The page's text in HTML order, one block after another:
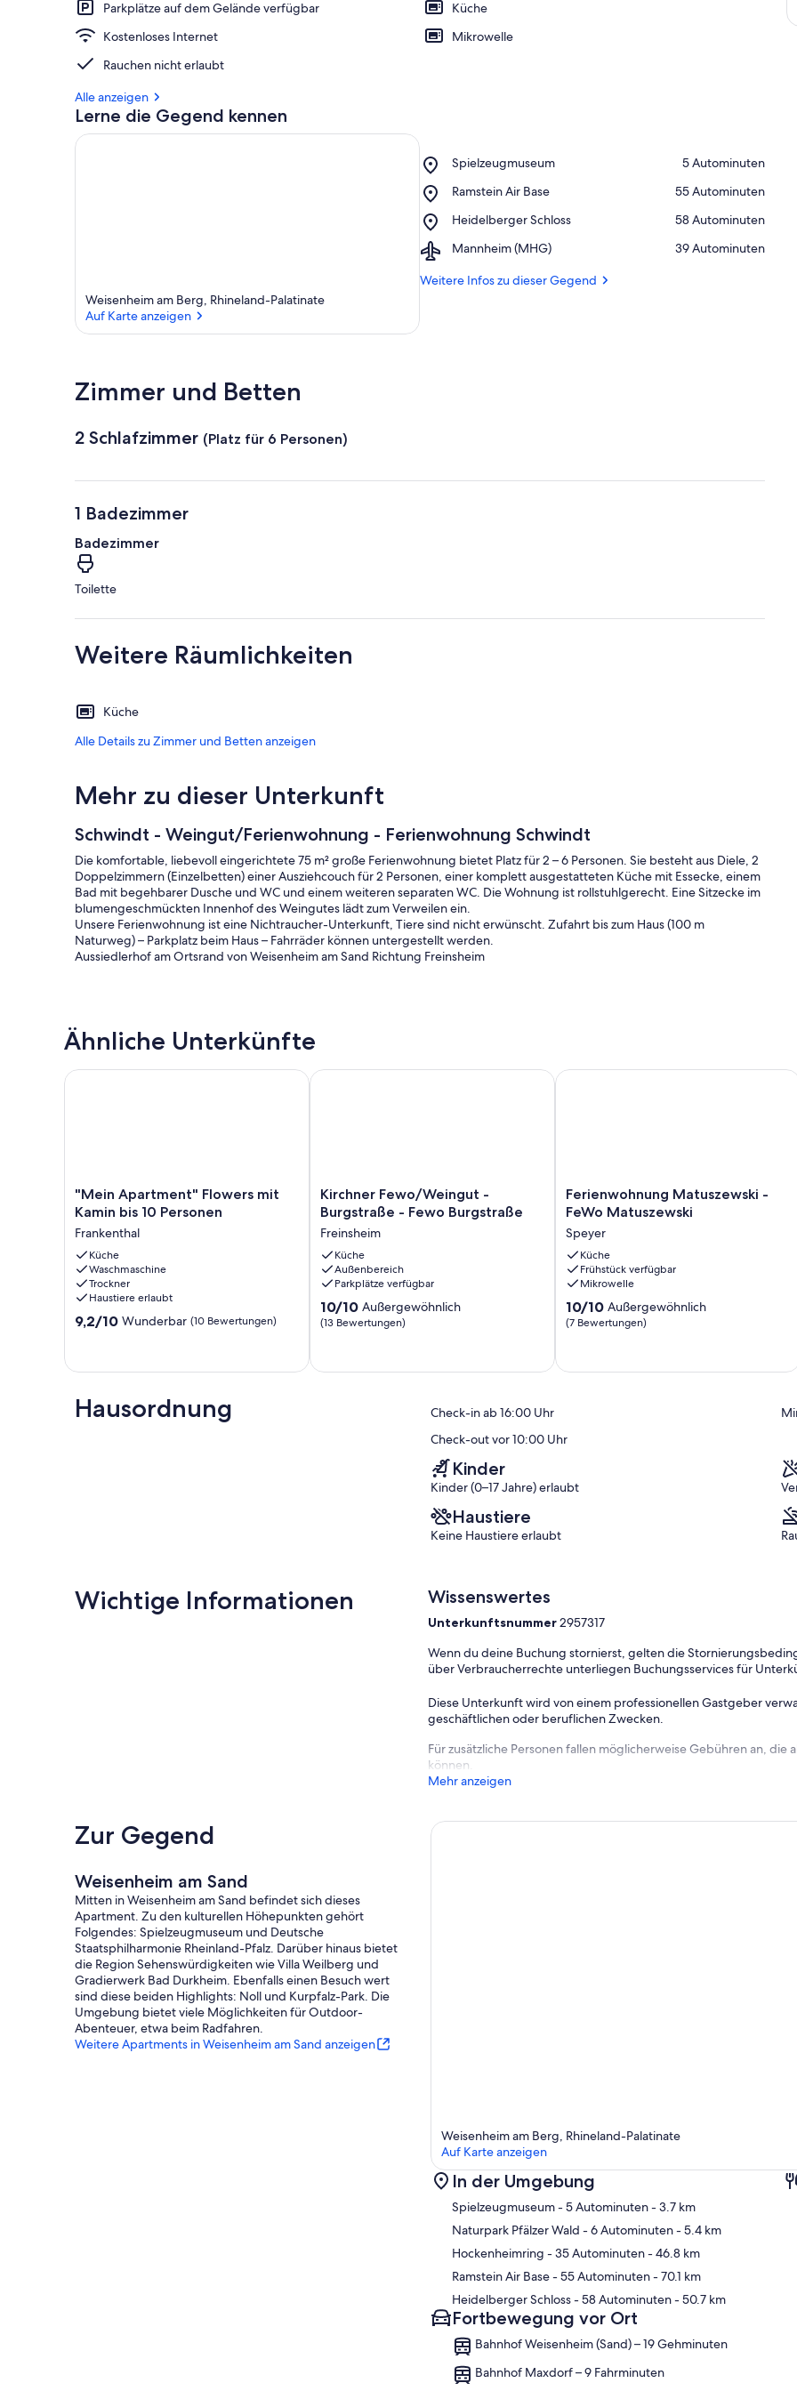
Parkplätze auf dem Gelände verfügbar
Küche
Kostenloses Internet
Mikrowelle
Rauchen nicht erlaubt
Alle anzeigen
Lerne die Gegend kennen
Weisenheim am Berg, Rhineland-Palatinate
Auf Karte anzeigen
Spielzeugmuseum
Place,
‪5 Autominuten‬
Ramstein Air Base
Place,
Air
‪55 Autominuten‬
Heidelberger Schloss
Place,
Schloss
‪58 Autominuten‬
Mannheim (MHG)
Airport,
(MHG)
‪39 Autominuten‬
Weitere Infos zu dieser Gegend
Zimmer und Betten
2 Schlafzimmer (Platz für 6 Personen)
1 Badezimmer
Badezimmer
Toilette
Weitere Räumlichkeiten
Küche
Alle Details zu Zimmer und Betten anzeigen
Mehr zu dieser Unterkunft
Schwindt - Weingut/Ferienwohnung - Ferienwohnung Schwindt
Die komfortable, liebevoll eingerichtete 75 m² große Ferienwohnung bietet Platz für 2 – 6 Personen. Sie besteht aus Diele, 2
Doppelzimmern (Einzelbetten) einer Ausziehcouch für 2 Personen, einer komplett ausgestatteten Küche mit Essecke, einem
Bad mit begehbarer Dusche und WC und einem weiteren separaten WC. Die Wohnung ist rollstuhlgerecht. Eine Sitzecke im
blumengeschmückten Innenhof des Weingutes lädt zum Verweilen ein.
Unsere Ferienwohnung ist eine Nichtraucher-Unterkunft, Tiere sind nicht erwünscht. Zufahrt bis zum Haus (100 m
Naturweg) – Parkplatz beim Haus – Fahrräder können untergestellt werden.
Aussiedlerhof am Ortsrand von Weisenheim am Sand Richtung Freinsheim
Die Küche ist mit einem Herd mit Backofen, Mikrowelle, Wasserkocher, Kaffeemaschine, Toaster, Geschirrspüler,
Kühlschrank und Geschirr in ausreichender Menge ausgestattet. Auf Anfrage steht ein Grill zur Verfügung. Ein tragbares
Kosten vor Ort: Kinder bis 2 Jahre sind kostenfrei.
Ähnliche Unterkünfte
"Mein
Apartment"
mit
Kamin
bis
10
Personen
Frankenthal
"Mein Apartment" Flowers mit
Kamin bis 10 Personen
Frankenthal
Küche
Waschmaschine
Trockner
Haustiere erlaubt
9.2
Wunderbar,
Bewertungen)
9,2/10 Wunderbar (10 Bewertungen)
"Mein Apartment" Flowers mit Kamin bis 10 Personen
Kirchner
Fewo/Weingut
Burgstraße
-
Fewo
Burgstraße
Freinsheim
Kirchner Fewo/Weingut -
Burgstraße - Fewo Burgstraße
Freinsheim
Küche
Außenbereich
Parkplätze verfügbar
10.0
von
(13
10/10 Außergewöhnlich
(13 Bewertungen)
Kirchner Fewo/Weingut - Burgstraße - Fewo Burgstraße
Ferienwohnung
Matuszewski
FeWo
Matuszewski
Speyer
Ferienwohnung Matuszewski -
FeWo Matuszewski
Speyer
Küche
Frühstück verfügbar
Mikrowelle
10.0
von
(7
10/10 Außergewöhnlich
(7 Bewertungen)
Ferienwohnung Matuszewski - FeWo
Hausordnung Check-in ab 16:00 Uhr
Check-out vor 10:00 Uhr
Kinder
Kinder (0–17 Jahre) erlaubt
Haustiere
Keine Haustiere erlaubt
Wichtige Informationen Wissenswertes
Unterkunftsnummer2957317
Wenn du deine Buchung stornierst, gelten die
über Verbraucherrechte unterliegen Buchungsservices für
Diese Unterkunft wird von einem professionellen Gastgeber
geschäftlichen oder beruflichen Zwecken.
Für zusätzliche Personen fallen möglicherweise Gebühren an,
können.
Mehr anzeigen
Zur Gegend
Weisenheim am Sand
Mitten in Weisenheim am Sand befindet sich dieses
Apartment. Zu den kulturellen Höhepunkten gehört
Folgendes: Spielzeugmuseum und Deutsche
Staatsphilharmonie Rheinland-Pfalz. Darüber hinaus bietet
die Region Sehenswürdigkeiten wie Villa Weilberg und
Gradierwerk Bad Durkheim. Ebenfalls einen Besuch wert
sind diese beiden Highlights: Noll und Kurpfalz-Park. Die
Umgebung bietet viele Möglichkeiten für Outdoor-
Abenteuer, etwa beim Radfahren.
Weitere Apartments in Weisenheim am Sand anzeigen
Weisenheim am Berg, Rhineland-Palatinate
Auf Karte anzeigen
In der Umgebung
Spielzeugmuseum- 5 Autominuten- 3.7 km
Naturpark Pfälzer Wald - 6 Autominuten- 5.4 km
Hockenheimring - 35 Autominuten- 46.8 km
Ramstein Air Base- 55 Autominuten- 70.1 km
Heidelberger Schloss- 58 Autominuten- 50.7 km
Fortbewegung vor Ort
Bahnhof Weisenheim (Sand) – 19 Gehminuten
Bahnhof Maxdorf – 9 Fahrminuten